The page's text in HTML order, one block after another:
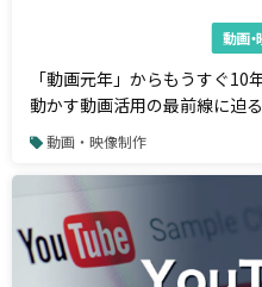
動画
「動画元年」からもうすぐ
動かす動画活用の最前線に迫る
動画・映像制作